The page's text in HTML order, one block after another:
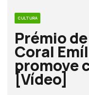
CULTURA
Prémio
Coral
promove
[Vídeo]